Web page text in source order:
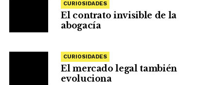
CURIOSIDADES
El contrato invisible de la
abogacía
CURIOSIDADES
El mercado legal también
evoluciona